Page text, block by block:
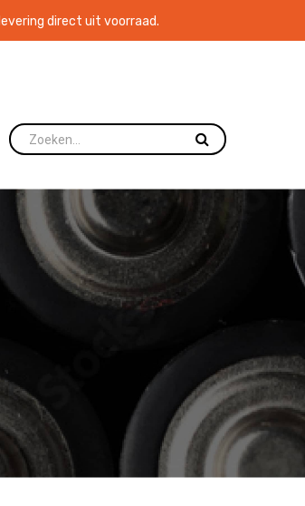
levering direct uit voorraad.